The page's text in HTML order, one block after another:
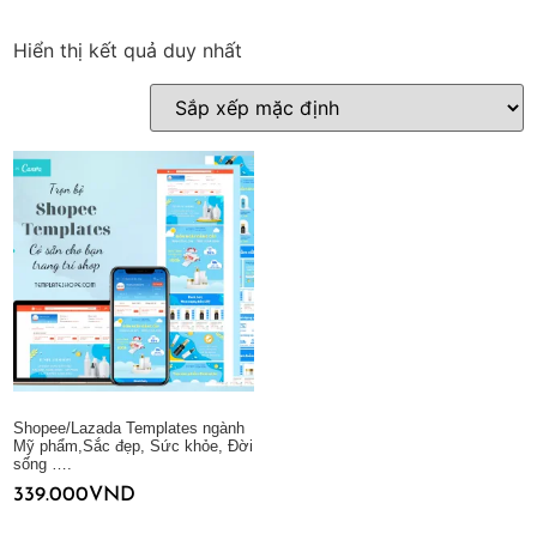
Hiển thị kết quả duy nhất
Shopee/Lazada Templates ngành
Mỹ phẩm,Sắc đẹp, Sức khỏe, Đời
sống ….
339.000VND